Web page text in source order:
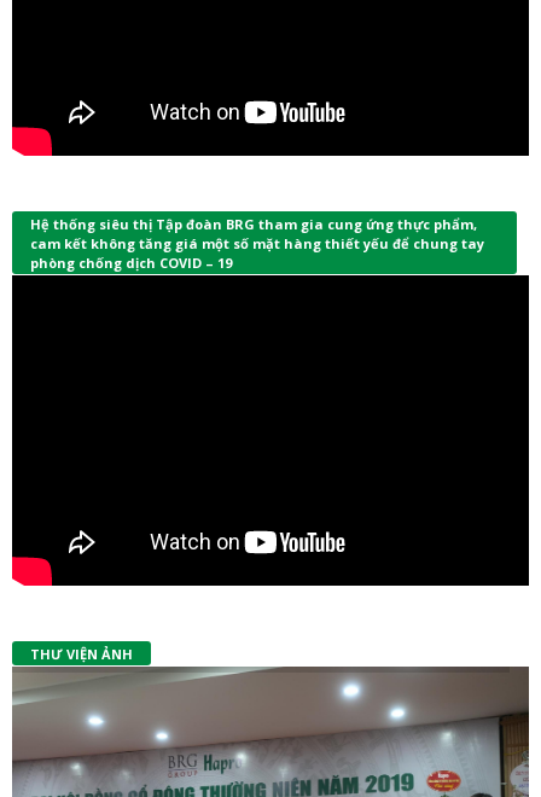
Hệ thống siêu thị Tập đoàn BRG tham gia cung ứng thực phẩm,
cam kết không tăng giá một số mặt hàng thiết yếu để chung tay
phòng chống dịch COVID – 19
THƯ VIỆN ẢNH